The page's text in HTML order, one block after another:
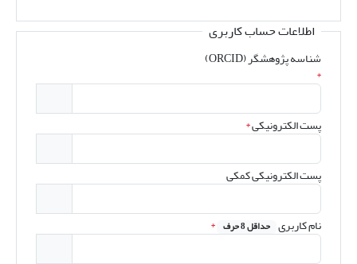
اطلاعات حساب کاربری
شناسه پژوهشگر (ORCID)
*
پست الکترونیکی*
پست الکترونیکی کمکی
نام کاربری حداقل 8 حرف *